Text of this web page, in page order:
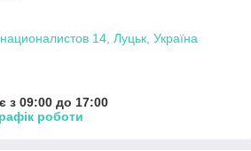
14, Луцьк, Україна
з 09:00 до 17:00
роботи